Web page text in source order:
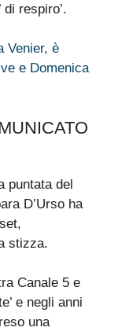
di respiro’.
Venier, è
e Domenica
puntata del
D’Urso ha
stizza.
Canale 5 e
e negli anni
una